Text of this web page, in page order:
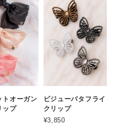
トオーガン
ップ
ビジューバタフライ
クリップ
¥3,850